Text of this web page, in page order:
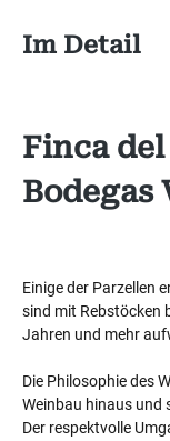
Im Detail
Finca
Bodegas
Einige der Parzellen
sind mit Rebstöcken
Jahren und mehr
Die Philosophie des
Weinbau hinaus und
Der respektvolle